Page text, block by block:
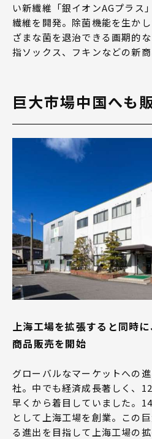
い新繊維「銀イオンAGプラス
繊維を開発。除菌機能を生か
ざまな菌を退治できる画期的
指ソックス、フキンなどの新
巨大市場中国へも
上海工場を拡張すると同時
商品販売を開始
グローバルなマーケットへの
社。中でも経済成長著しく、
早くから着目していました。
として上海工場を創業。この
る進出を目指して上海工場の